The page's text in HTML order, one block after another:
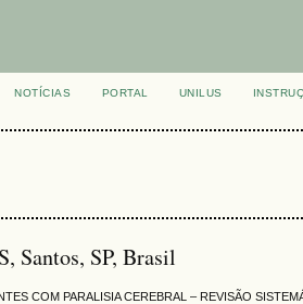
NOTÍCIAS PORTAL UNILUS
Santos, SP, Brasil
COM PARALISIA CEREBRAL – REVISÃO